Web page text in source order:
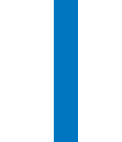
để vật dụng
Đông Sanaky